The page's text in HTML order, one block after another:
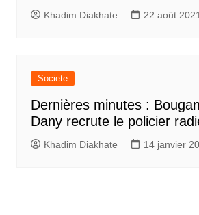
Khadim Diakhate 22 août 2021
Societe
Dernières minutes :
Dany recrute le policier
Khadim Diakhate 14 janvier